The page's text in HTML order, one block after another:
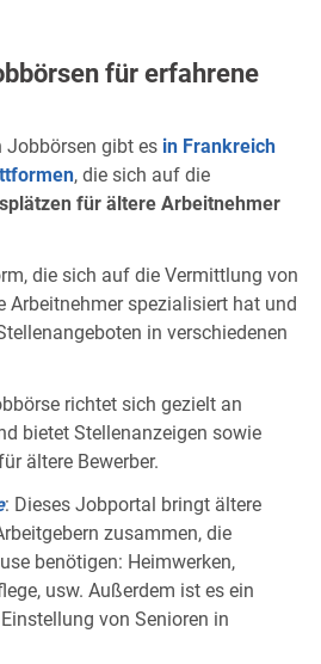
für erfahrene
Jobbörsen gibt es in Frankreich
, die sich auf die
für ältere Arbeitnehmer
die sich auf die Vermittlung von
Arbeitnehmer spezialisiert hat und
in verschiedenen
richtet sich gezielt an
bietet Stellenanzeigen sowie
ältere Bewerber.
: Dieses Jobportal bringt ältere
zusammen, die
benötigen: Heimwerken,
usw. Außerdem ist es ein
von Senioren in